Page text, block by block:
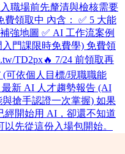
職場前先釐清與檢核需要
費領取中 內含： ✅ 5 大能
強地圖 ✅ AI 工作流案例
門課限時免費學) 免費領
TD2px ​ 🔥 7/24 前領取再
可依個人目標/現職職能
新 AI 人才趨勢報告 (AI
搶手認證一次掌握) 如果
經開始用 AI，卻還不知道
先從這份入場包開始。